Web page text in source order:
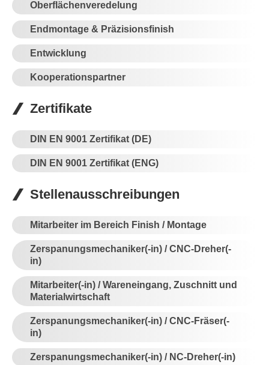
Oberflächenveredelung
Endmontage & Präzisionsfinish
Entwicklung
Kooperationspartner
Zertifikate
DIN EN 9001 Zertifikat (DE)
DIN EN 9001 Zertifikat (ENG)
Stellenausschreibungen
Mitarbeiter im Bereich Finish / Montage
Zerspanungsmechaniker(-in) / CNC-Dreher(-
in)
Mitarbeiter(-in) / Wareneingang, Zuschnitt und
Materialwirtschaft
Zerspanungsmechaniker(-in) / CNC-Fräser(-
in)
Zerspanungsmechaniker(-in) / NC-Dreher(-in)